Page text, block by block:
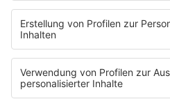
Pressekontakt
Presse & Downloads
Verkehr
Wetter
EMPFANG